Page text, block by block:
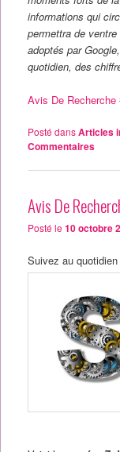
informations qui
permettra de
adoptés par
quotidien, des
Avis De Recherche
Posté dansArticles
Commentaires
Avis De
Posté le 10 octobre
Suivez au